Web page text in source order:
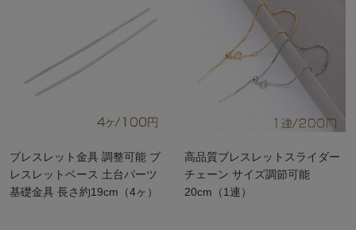
ブレスレット金具 調整可能 ブ
レスレットベース 土台パーツ
基礎金具 長さ約19cm（4ヶ）
高品質ブレスレットスライダー
チェーン サイズ調節可能
20cm（1連）